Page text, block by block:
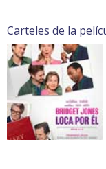
Carteles de la